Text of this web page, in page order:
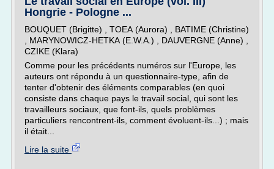
Hongrie - Pologne ...
BOUQUET (Brigitte) , TOEA (Aurora) , BATIME (Christine)
, MARYNOWICZ-HETKA (E.W.A.) , DAUVERGNE (Anne) ,
CZIKE (Klara)
Comme pour les précédents numéros sur l'Europe, les
auteurs ont répondu à un questionnaire-type, afin de
tenter d'obtenir des éléments comparables (en quoi
consiste dans chaque pays le travail social, qui sont les
travailleurs sociaux, que font-ils, quels problèmes
particuliers rencontrent-ils, comment évoluent-ils...) ; mais
il était...
Lire la suite